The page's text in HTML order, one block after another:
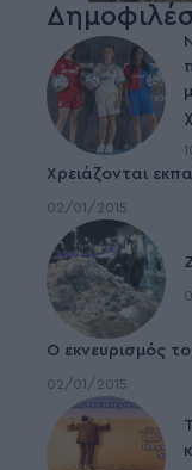
Χρειάζονται
02/01/2015
Ο εκνευρισμός
02/01/2015